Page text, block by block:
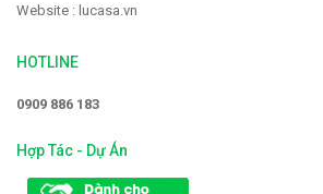
Website : lucasa.vn
HOTLINE
0909 886 183
Hợp Tác - Dự Án